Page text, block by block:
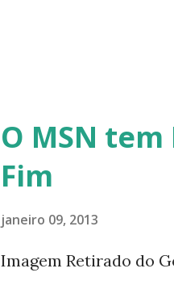
O MSN
Fim
janeiro 09, 2013
Imagem Retirado do